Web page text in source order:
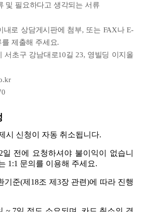
및 필요하다고 생각되는 서류
내로 상담게시판에 첨부, 또는 FAX나 E-
제출해 주세요.
서초구 강남대로10길 23, 영빌딩 이지올
시 신청이 자동 취소됩니다.
전에 요청하셔야 불이익이 없습니
1:1 문의를 이용해 주세요.
기준(제18조 제3장 관련)에 따라 진행